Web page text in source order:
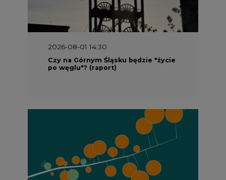
2026-08-01 14:30
Czy na Górnym Śląsku będzie "życie
po węglu"? (raport)